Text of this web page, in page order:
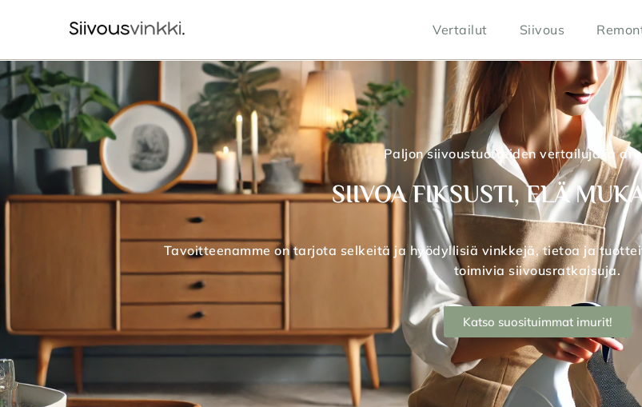
Vertailut Siivous
Paljon siivoustuotteiden vertailuja ja
SIIVOA FIKSUSTI, ELÄ
Tavoitteenamme on tarjota selkeitä ja hyödyllisiä vinkkejä, tietoa ja
toimivia siivousratkaisuja.
Katso suosituimmat imurit!